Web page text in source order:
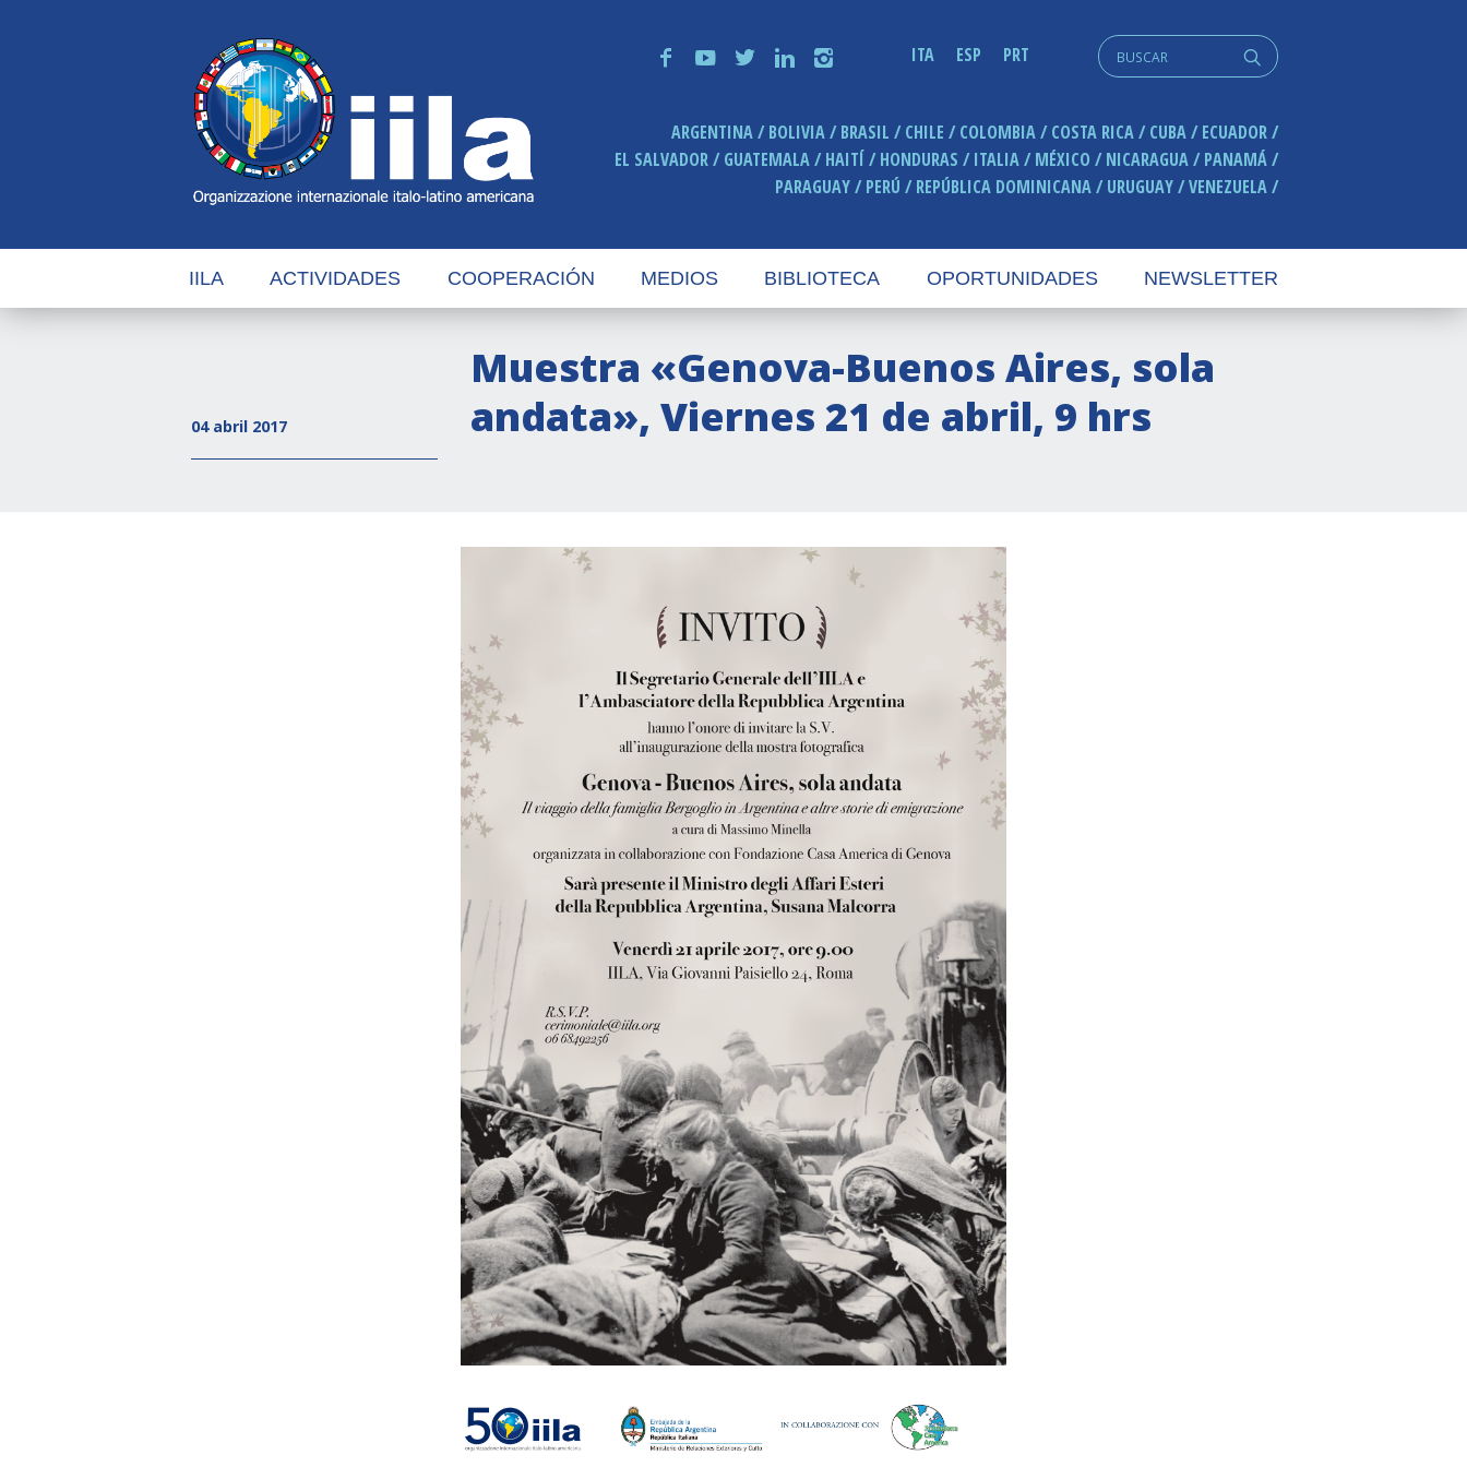
f y t n i ITA ESP PRT q
Search
for:
ARGENTINA BOLIVIA BRASIL CHILE COLOMBIA COSTA RICA CUBA
ECUADOR
EL SALVADOR
GUATEMALA HAITÍ HONDURAS ITALIA MÉXICO NICARAGUA
PANAMÁ
PARAGUAY
PERÚ REPÚBLICA DOMINICANA URUGUAY VENEZUELA
IILA ACTIVIDADES COOPERACIÓN MEDIOS BIBLIOTECA OPORTUNIDADES NEWSLETTER
04 abril 2017
Muestra «Genova-Buenos Aires, sola
andata», Viernes 21 de abril, 9 hrs